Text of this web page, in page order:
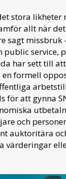
stora likheter
allt när
sagt missbruk
service,
har sett till
formell
för att gynna
och
auktoritära
värderingar